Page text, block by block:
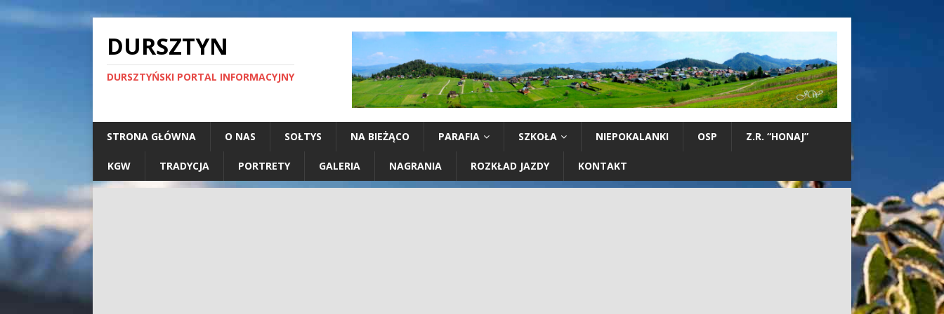
DURSZTYN
DURSZTYŃSKI PORTAL INFORMACYJNY
STRONA GŁÓWNA O NAS SOŁTYS NA BIEŻĄCO PARAFIA SZKOŁA NIEPOKALANKI OSP Z.R. “HONAJ”
KGW TRADYCJA PORTRETY GALERIA NAGRANIA ROZKŁAD JAZDY KONTAKT